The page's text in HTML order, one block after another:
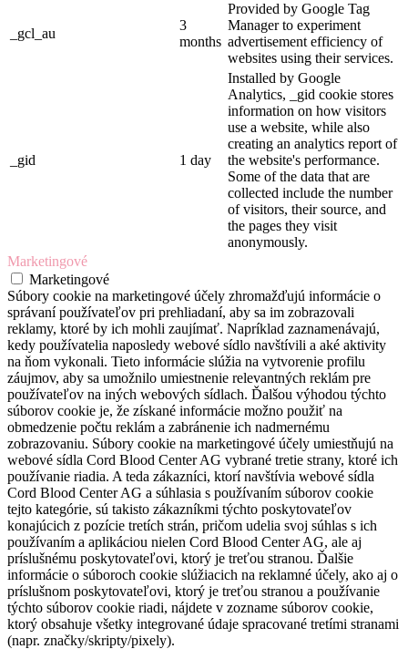
_gcl_au
3
months
Provided by Google Tag
Manager to experiment
advertisement efficiency of
websites using their services.
_gid 1 day
Installed by Google
Analytics, _gid cookie stores
information on how visitors
use a website, while also
creating an analytics report of
the website's performance.
Some of the data that are
collected include the number
of visitors, their source, and
the pages they visit
anonymously.
Marketingové
Marketingové
Súbory cookie na marketingové účely zhromažďujú informácie o
správaní používateľov pri prehliadaní, aby sa im zobrazovali
reklamy, ktoré by ich mohli zaujímať. Napríklad zaznamenávajú,
kedy používatelia naposledy webové sídlo navštívili a aké aktivity
na ňom vykonali. Tieto informácie slúžia na vytvorenie profilu
záujmov, aby sa umožnilo umiestnenie relevantných reklám pre
používateľov na iných webových sídlach. Ďalšou výhodou týchto
súborov cookie je, že získané informácie možno použiť na
obmedzenie počtu reklám a zabránenie ich nadmernému
zobrazovaniu. Súbory cookie na marketingové účely umiestňujú na
webové sídla Cord Blood Center AG vybrané tretie strany, ktoré ich
používanie riadia. A teda zákazníci, ktorí navštívia webové sídla
Cord Blood Center AG a súhlasia s používaním súborov cookie
tejto kategórie, sú takisto zákazníkmi týchto poskytovateľov
konajúcich z pozície tretích strán, pričom udelia svoj súhlas s ich
používaním a aplikáciou nielen Cord Blood Center AG, ale aj
príslušnému poskytovateľovi, ktorý je treťou stranou. Ďalšie
informácie o súboroch cookie slúžiacich na reklamné účely, ako aj o
príslušnom poskytovateľovi, ktorý je treťou stranou a používanie
týchto súborov cookie riadi, nájdete v zozname súborov cookie,
ktorý obsahuje všetky integrované údaje spracované tretími stranami
(napr. značky/skripty/pixely).